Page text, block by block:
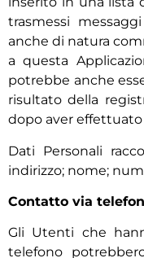
trasmessi
anche di natura
a questa
potrebbe anche
risultato della
dopo aver
Dati Personali
indirizzo; nome;
Contatto via
Gli Utenti che
telefono